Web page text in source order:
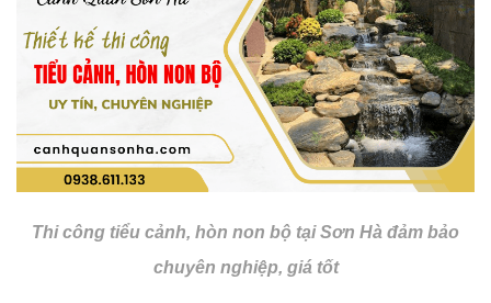
Thi công tiểu cảnh, hòn non bộ tại Sơn Hà đảm bảo
chuyên nghiệp, giá tốt